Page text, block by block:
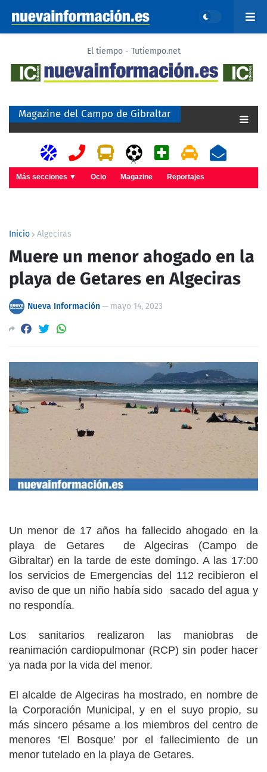
El tiempo - Tutiempo.net
Magazine del Campo de Gibraltar
A
Más secciones ▼ Ocio Magazine Reportajes
Inicio Algeciras
Muere un menor ahogado en la
playa de Getares en Algeciras
Nueva Información— mayo 14, 2023
Un menor de 17 años hafallecido ahogado en la
playa de Getares de Algeciras (Campo de
Gibraltar) en la tarde de este domingo. A las 17:00
los servicios de Emergencias del 112 recibieron el
aviso deque un niño había sido sacado del agua y
no respondía.
Los sanitarios realizaron las maniobras de
reanimación cardiopulmonar (RCP) sin poder hacer
ya nada por la vida del menor.
El alcalde de Algeciras ha mostrado, en nombre de
la Corporación Municipal, y en el suyo propio, su
más sincero pésame a los miembros del centro de
menores ‘El Bosque’ por el fallecimiento de un
menor tutelado en la playa de Getares.